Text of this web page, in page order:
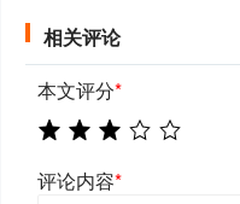
相关评论
本文评分*
评论内容*